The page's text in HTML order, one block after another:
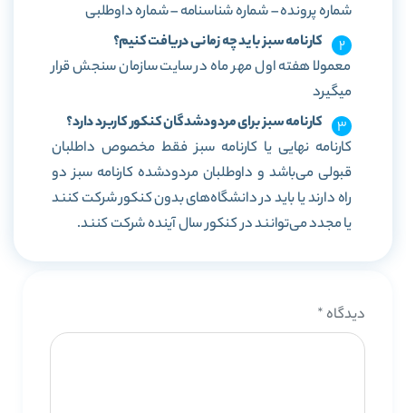
شماره پرونده – شماره شناسنامه – شماره داوطلبی
کارنامه سبز باید چه زمانی دریافت کنیم؟
معمولا هفته اول مهر ماه در سایت سازمان سنجش قرار
میگیرد
کارنامه سبز برای مردودشدگان کنکور کاربرد دارد؟
کارنامه نهایی یا کارنامه سبز فقط مخصوص داطلبان
قبولی می‌باشد و داوطلبان مردودشده کارنامه سبز دو
راه دارند یا باید در دانشگاه‌های بدون کنکور شرکت کنند
یا مجدد می‌توانند در کنکور سال آینده شرکت کنند.
دیدگاه *